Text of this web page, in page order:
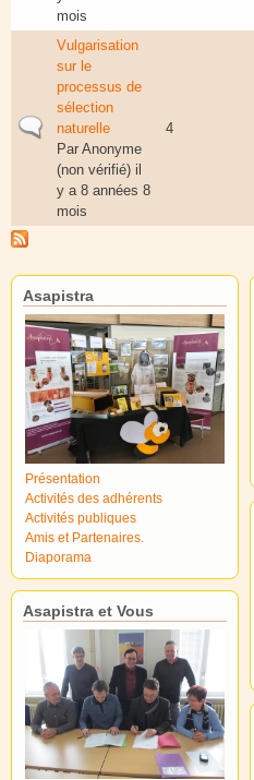
mois
Sujet normal
Vulgarisation
sur le
processus de
sélection
naturelle
Par Anonyme
(non vérifié) il
y a 8 années 8
mois
4
Asapistra
Présentation
Activités des adhérents
Activités publiques
Amis et Partenaires.
Diaporama
Asapistra et Vous